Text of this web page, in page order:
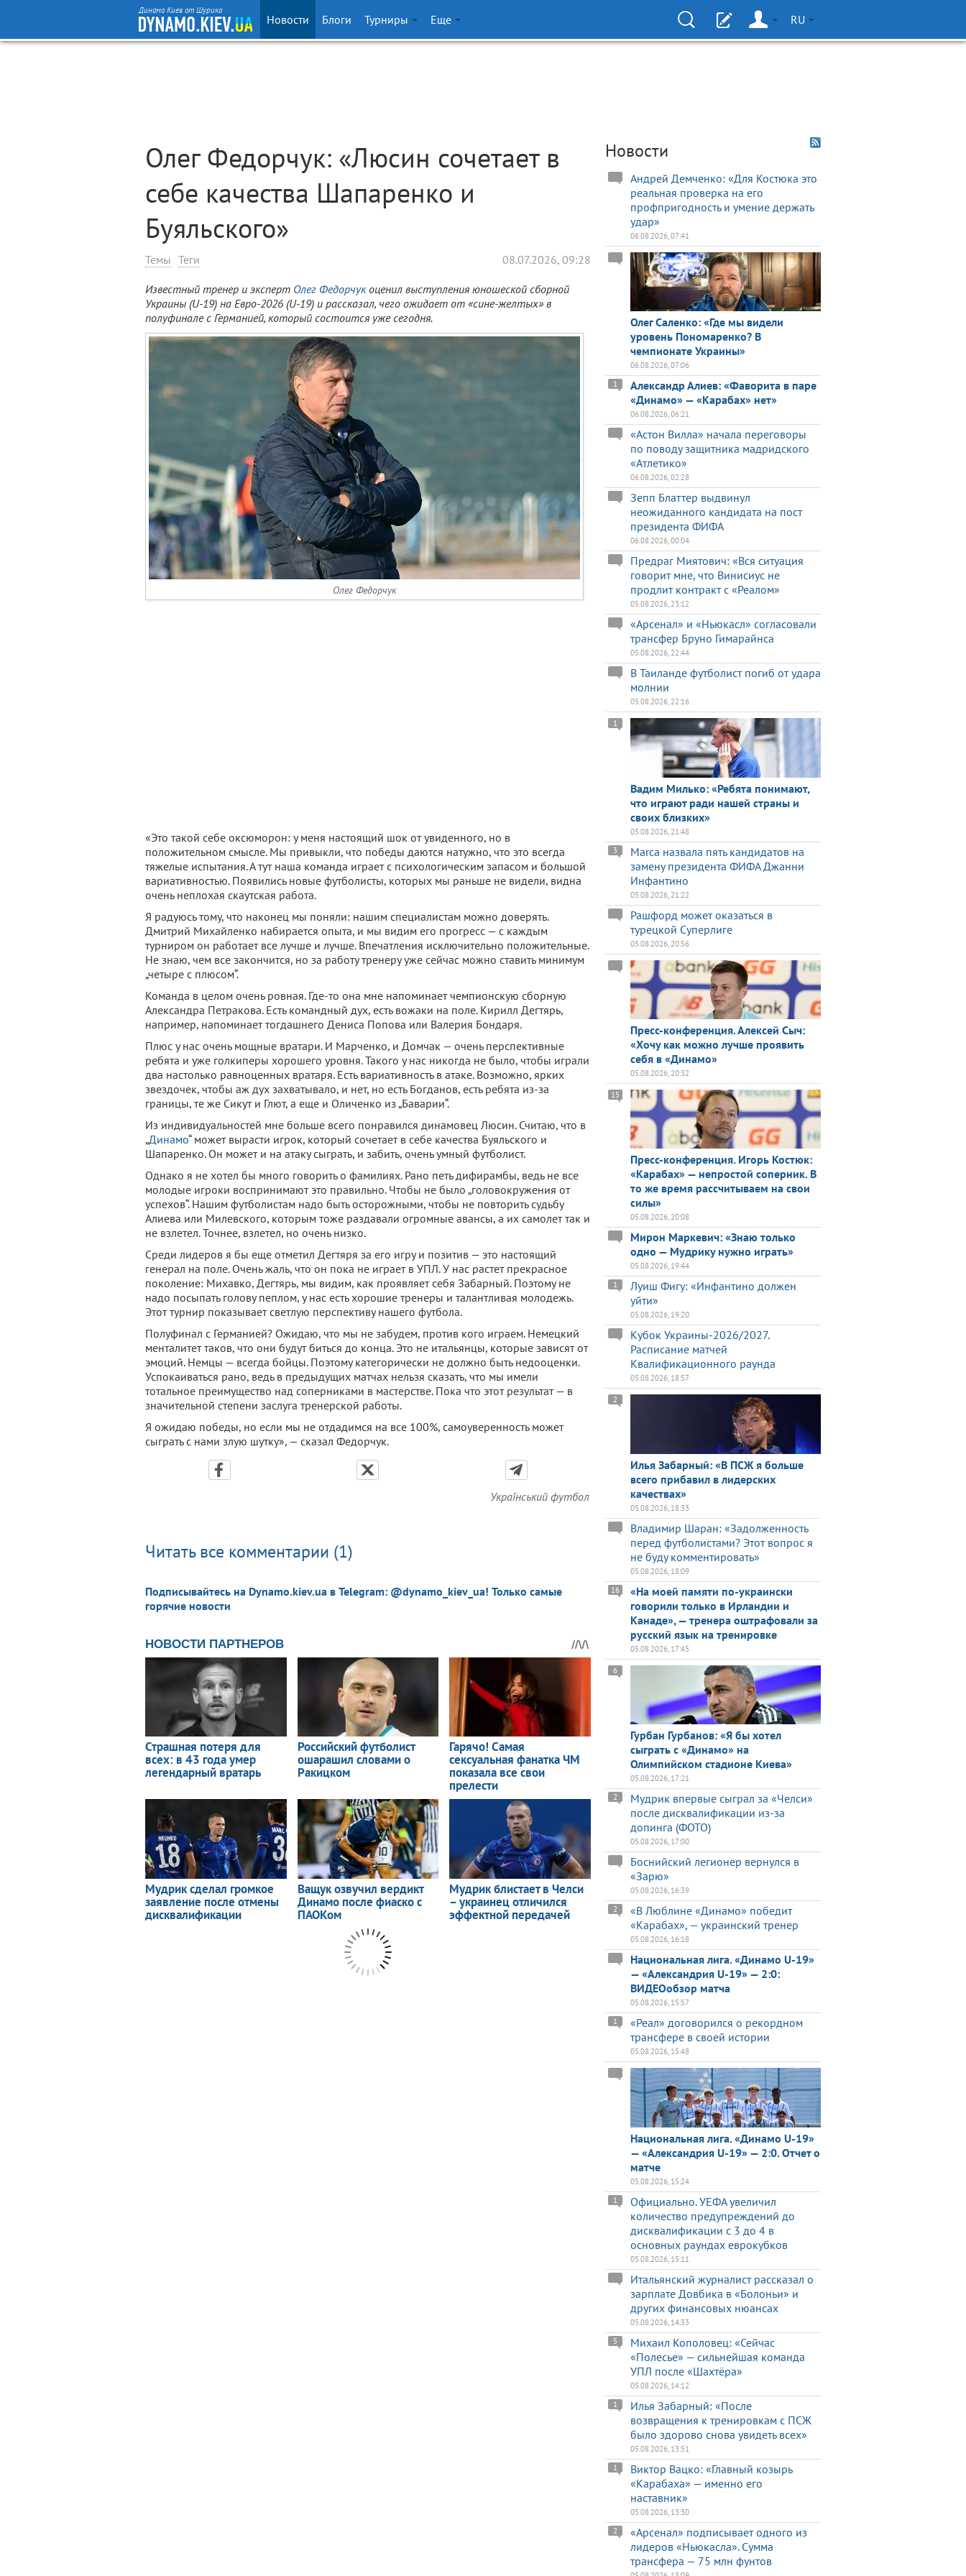
Динамо Киев от Шурика
Новости Блоги Турниры Еще RU
Олег Федорчук: «Люсин сочетает в
себе качества Шапаренко и
Буяльского»
Темы Теги 08.07.2026, 09:28
Известный тренер и эксперт Олег Федорчукоценил выступления юношеской сборной
Украины (U-19) на Евро-2026 (U-19) и рассказал, чего ожидает от «сине-желтых» в
полуфинале с Германией, который состоится уже сегодня.
Олег Федорчук
«Это такой себе оксюморон: у меня настоящий шок от увиденного, но в
положительном смысле. Мы привыкли, что победы даются натужно, что это всегда
тяжелые испытания. А тут наша команда играет с психологическим запасом и большой
вариативностью. Появились новые футболисты, которых мы раньше не видели, видна
очень неплохая скаутская работа.
Я радуюсь тому, что наконец мы поняли: нашим специалистам можно доверять.
Дмитрий Михайленко набирается опыта, и мы видим его прогресс — с каждым
турниром он работает все лучше и лучше. Впечатления исключительно положительные.
Не знаю, чем все закончится, но за работу тренеру уже сейчас можно ставить минимум
„четыре с плюсом“.
Команда в целом очень ровная. Где-то она мне напоминает чемпионскую сборную
Александра Петракова. Есть командный дух, есть вожаки на поле. Кирилл Дегтярь,
например, напоминает тогдашнего Дениса Попова или Валерия Бондаря.
Плюс у нас очень мощные вратари. И Марченко, и Домчак — очень перспективные
ребята и уже голкиперы хорошего уровня. Такого у нас никогда не было, чтобы играли
два настолько равноценных вратаря. Есть вариативность в атаке. Возможно, ярких
звездочек, чтобы аж дух захватывало, и нет, но есть Богданов, есть ребята из-за
границы, те же Сикут и Глют, а еще и Оличенко из „Баварии“.
Из индивидуальностей мне больше всего понравился динамовец Люсин. Считаю, что в
„Динамо“ может вырасти игрок, который сочетает в себе качества Буяльского и
Шапаренко. Он может и на атаку сыграть, и забить, очень умный футболист.
Однако я не хотел бы много говорить о фамилиях. Рано петь дифирамбы, ведь не все
молодые игроки воспринимают это правильно. Чтобы не было „головокружения от
успехов“. Нашим футболистам надо быть осторожными, чтобы не повторить судьбу
Алиева или Милевского, которым тоже раздавали огромные авансы, а их самолет так и
не взлетел. Точнее, взлетел, но очень низко.
Среди лидеров я бы еще отметил Дегтяря за его игру и позитив — это настоящий
генерал на поле. Очень жаль, что он пока не играет в УПЛ. У нас растет прекрасное
поколение: Михавко, Дегтярь, мы видим, как проявляет себя Забарный. Поэтому не
надо посыпать голову пеплом, у нас есть хорошие тренеры и талантливая молодежь.
Этот турнир показывает светлую перспективу нашего футбола.
Полуфинал с Германией? Ожидаю, что мы не забудем, против кого играем. Немецкий
менталитет таков, что они будут биться до конца. Это не итальянцы, которые зависят от
эмоций. Немцы — всегда бойцы. Поэтому категорически не должно быть недооценки.
Успокаиваться рано, ведь в предыдущих матчах нельзя сказать, что мы имели
тотальное преимущество над соперниками в мастерстве. Пока что этот результат — в
значительной степени заслуга тренерской работы.
Я ожидаю победы, но если мы не отдадимся на все 100%, самоуверенность может
сыграть с нами злую шутку», — сказал Федорчук.
Український футбол
Читать все комментарии (1)
Подписывайтесь на Dynamo.kiev.ua в Telegram: @dynamo_kiev_ua! Только самые
горячие новости
Новости
Андрей Демченко: «Для Костюка это
реальная проверка на его
профпригодность и умение держать
удар»
06.08.2026, 07:41
Олег Саленко: «Где мы видели
уровень Пономаренко? В
чемпионате Украины»
06.08.2026, 07:06
Александр Алиев: «Фаворита в паре
«Динамо» — «Карабах» нет»
1
06.08.2026, 06:21
«Астон Вилла» начала переговоры
по поводу защитника мадридского
«Атлетико»
06.08.2026, 02:28
Зепп Блаттер выдвинул
неожиданного кандидата на пост
президента ФИФА
06.08.2026, 00:04
Предраг Миятович: «Вся ситуация
говорит мне, что Винисиус не
продлит контракт с «Реалом»
05.08.2026, 23:12
«Арсенал» и «Ньюкасл» согласовали
трансфер Бруно Гимарайнса
05.08.2026, 22:44
В Таиланде футболист погиб от удара
молнии
05.08.2026, 22:16
Вадим Милько: «Ребята понимают,
что играют ради нашей страны и
своих близких»
1
05.08.2026, 21:48
Marca назвала пять кандидатов на
замену президента ФИФА Джанни
Инфантино
3
05.08.2026, 21:22
Рашфорд может оказаться в
турецкой Суперлиге
05.08.2026, 20:56
Пресс-конференция. Алексей Сыч:
«Хочу как можно лучше проявить
себя в «Динамо»
05.08.2026, 20:32
Пресс-конференция. Игорь Костюк:
«Карабах» — непростой соперник. В
то же время рассчитываем на свои
силы»
15
05.08.2026, 20:08
Мирон Маркевич: «Знаю только
одно — Мудрику нужно играть»
05.08.2026, 19:44
Луиш Фигу: «Инфантино должен
уйти»
1
05.08.2026, 19:20
Кубок Украины-2026/2027.
Расписание матчей
Квалификационного раунда
05.08.2026, 18:57
Илья Забарный: «В ПСЖ я больше
всего прибавил в лидерских
качествах»
2
05.08.2026, 18:33
Владимир Шаран: «Задолженность
перед футболистами? Этот вопрос я
не буду комментировать»
05.08.2026, 18:09
«На моей памяти по-украински
говорили только в Ирландии и
Канаде», — тренера оштрафовали за
русский язык на тренировке
16
05.08.2026, 17:45
Гурбан Гурбанов: «Я бы хотел
сыграть с «Динамо» на
Олимпийском стадионе Киева»
6
05.08.2026, 17:21
Мудрик впервые сыграл за «Челси»
после дисквалификации из-за
допинга (ФОТО)
2
05.08.2026, 17:00
Боснийский легионер вернулся в
«Зарю»
05.08.2026, 16:39
«В Люблине «Динамо» победит
«Карабах», — украинский тренер
2
05.08.2026, 16:18
Национальная лига. «Динамо U-19»
— «Александрия U-19» — 2:0:
ВИДЕОобзор матча
05.08.2026, 15:57
«Реал» договорился о рекордном
трансфере в своей истории
1
05.08.2026, 15:48
Национальная лига. «Динамо U-19»
— «Александрия U-19» — 2:0. Отчет о
матче
05.08.2026, 15:24
Официально. УЕФА увеличил
количество предупреждений до
дисквалификации с 3 до 4 в
основных раундах еврокубков
1
05.08.2026, 15:11
Итальянский журналист рассказал о
зарплате Довбика в «Болоньи» и
других финансовых нюансах
05.08.2026, 14:33
Михаил Кополовец: «Сейчас
«Полесье» — сильнейшая команда
УПЛ после «Шахтёра»
5
05.08.2026, 14:12
Илья Забарный: «После
возвращения к тренировкам с ПСЖ
было здорово снова увидеть всех»
1
05.08.2026, 13:51
Виктор Вацко: «Главный козырь
«Карабаха» — именно его
наставник»
1
05.08.2026, 13:30
«Арсенал» подписывает одного из
лидеров «Ньюкасла». Сумма
трансфера — 75 млн фунтов
2